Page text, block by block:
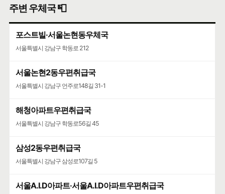
주변 우체국 📮
포스트빌·서울논현동우체국
서울특별시 강남구 학동로 212
서울논현2동우편취급국
서울특별시 강남구 언주로148길 31-1
해청아파트우편취급국
서울특별시 강남구 학동로56길 45
삼성2동우편취급국
서울특별시 강남구 삼성로107길 5
서울A.I.D아파트·서울A.I.D아파트우편취급국